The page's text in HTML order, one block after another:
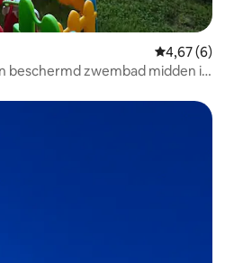
Gemiddelde
4,67 (6)
beschermd zwembad midden in